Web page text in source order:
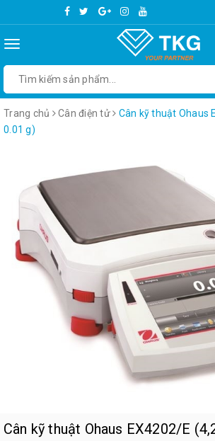
Toggle
Trang chủ Cân điện tử
Cân kỹ thuật Ohaus
0.01 g)
Cân kỹ thuật Ohaus EX4202/E